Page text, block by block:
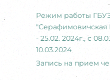
Режим работы
"Серафимовичская
- 25.02. 2024г., с
10.03.2024
Запись на прием